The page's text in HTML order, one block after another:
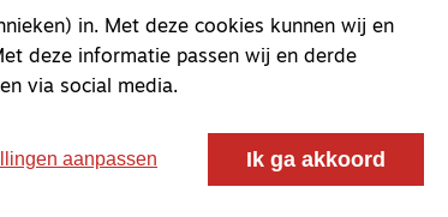
in. Met deze cookies kunnen wij en
deze informatie passen wij en derde
via social media.
aanpassen Ik ga akkoord